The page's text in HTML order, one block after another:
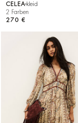
CELEA kleid
2 Farben
270 €